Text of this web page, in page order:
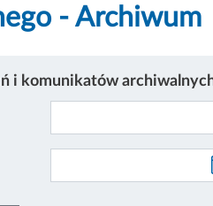
- Archiwum
i komunikatów